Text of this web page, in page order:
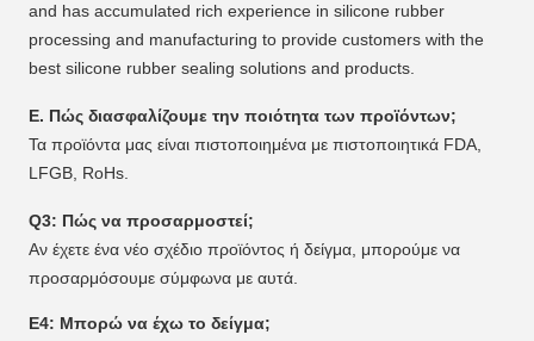
and has accumulated rich experience in silicone rubber
processing and manufacturing to provide customers with the
best silicone rubber sealing solutions and products.
Ε. Πώς διασφαλίζουμε την ποιότητα των προϊόντων;
Τα προϊόντα μας είναι πιστοποιημένα με πιστοποιητικά FDA,
LFGB, RoHs.
Q3: Πώς να προσαρμοστεί;
Αν έχετε ένα νέο σχέδιο προϊόντος ή δείγμα, μπορούμε να
προσαρμόσουμε σύμφωνα με αυτά.
Ε4: Μπορώ να έχω το δείγμα;